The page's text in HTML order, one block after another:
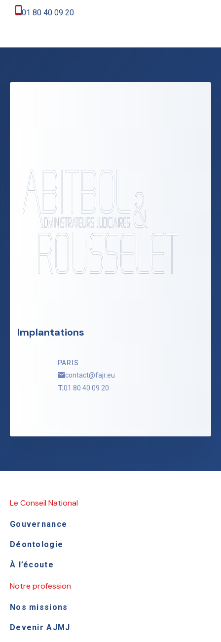
01 80 40 09 20
Implantations
PARIS
contact@fajr.eu
T.01 80 40 09 20
Le Conseil National
Gouvernance
Déontologie
À l’écoute
Notre profession
Nos missions
Devenir AJMJ